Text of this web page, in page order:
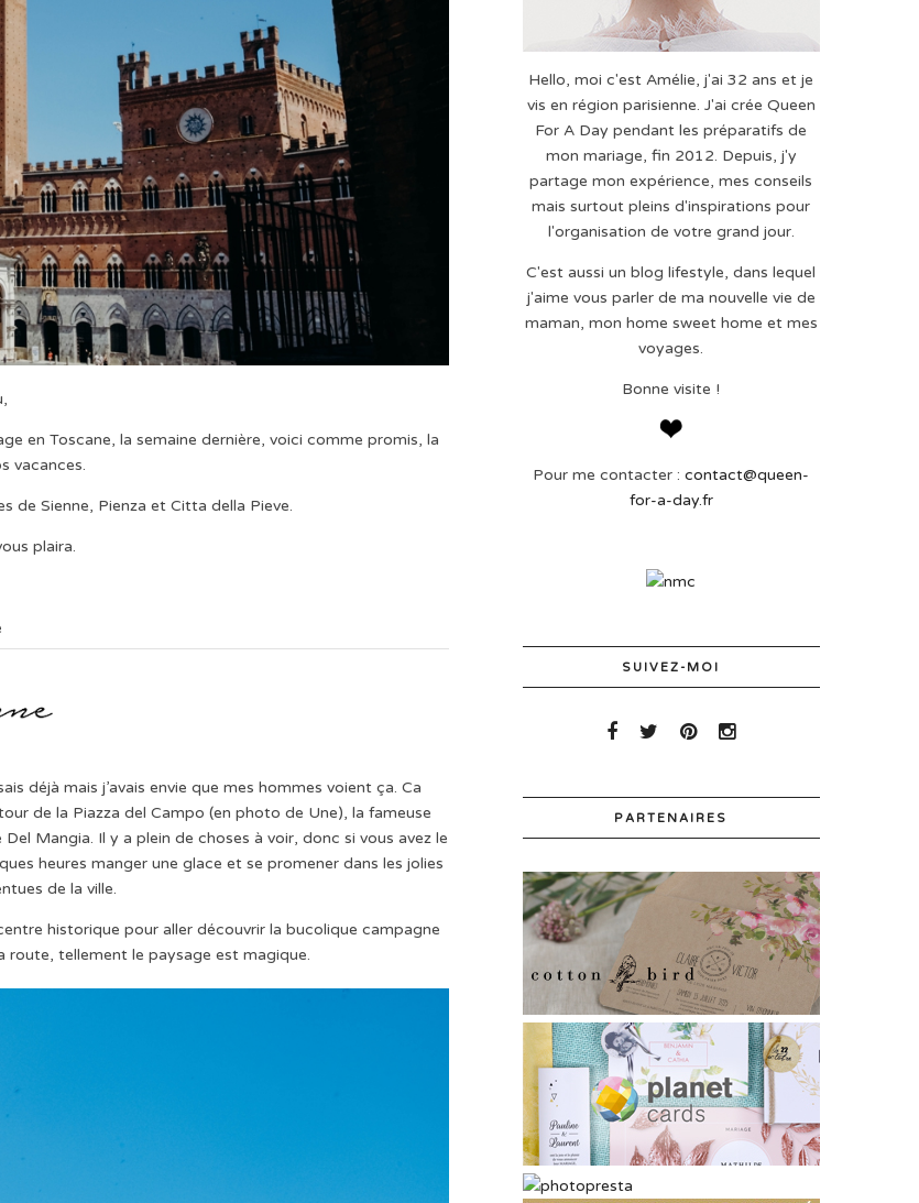
en Toscane, la semaine dernière, voici comme promis, la
vacances.
de Sienne, Pienza et Citta della Pieve.
plaira.
déjà mais j’avais envie que mes hommes voient ça. Ca
de la Piazza del Campo (en photo de Une), la fameuse
Mangia. Il y a plein de choses à voir, donc si vous avez le
heures manger une glace et se promener dans les jolies
de la ville.
historique pour aller découvrir la bucolique campagne
route, tellement le paysage est magique.
Hello, moi c'est Amélie, j'ai 32 ans et je
vis en région parisienne. J'ai crée Queen
For A Day pendant les préparatifs de
mon mariage, fin 2012. Depuis, j'y
partage mon expérience, mes conseils
mais surtout pleins d'inspirations pour
l'organisation de votre grand jour.
C'est aussi un blog lifestyle, dans lequel
j'aime vous parler de ma nouvelle vie de
maman, mon home sweet home et mes
voyages.
Bonne visite !
Pour me contacter :contact@queen-
for-a-day.fr
SUIVEZ-MOI
PARTENAIRES